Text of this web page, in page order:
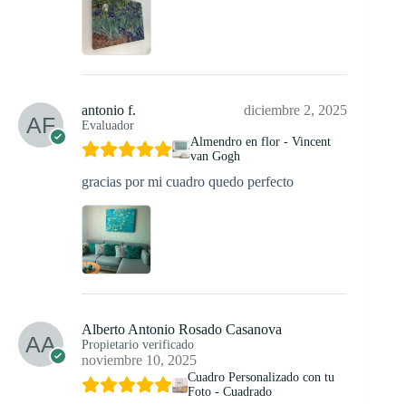
antonio f.
Evaluador
diciembre 2, 2025
Almendro en flor - Vincent
van Gogh
gracias por mi cuadro quedo perfecto
Alberto Antonio Rosado Casanova
Propietario verificado
noviembre 10, 2025
Cuadro Personalizado con tu
Foto - Cuadrado